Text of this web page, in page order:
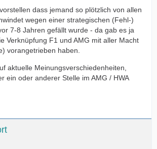
dass jemand so plötzlich von allen
wegen einer strategischen (Fehl-)
7-8 Jahren gefällt wurde - da gab es ja
Verknüpfung F1 und AMG mit aller Macht
vorangetrieben haben.
aktuelle Meinungsverschiedenheiten,
ein oder anderer Stelle im AMG / HWA